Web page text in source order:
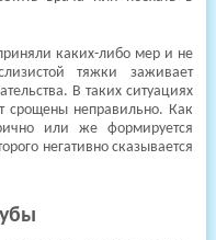
каких-либо мер и не
тяжки заживает
В таких ситуациях
срощены неправильно. Как
или же формируется
негативно сказывается